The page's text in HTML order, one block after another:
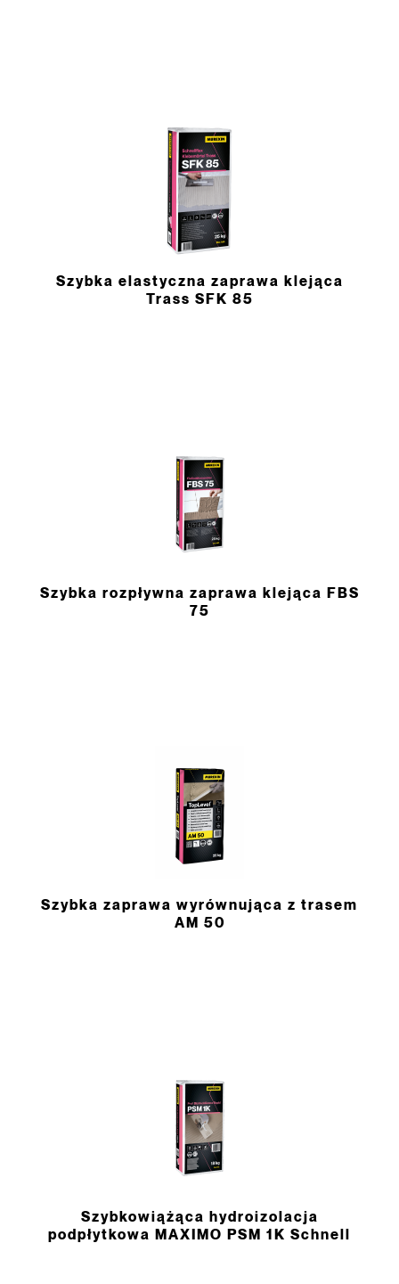
Szybka elastyczna zaprawa klejąca
Trass SFK 85
Szybka rozpływna zaprawa klejąca FBS
75
Szybka zaprawa wyrównująca z trasem
AM 50
Szybkowiążąca hydroizolacja
podpłytkowa MAXIMO PSM 1K Schnell